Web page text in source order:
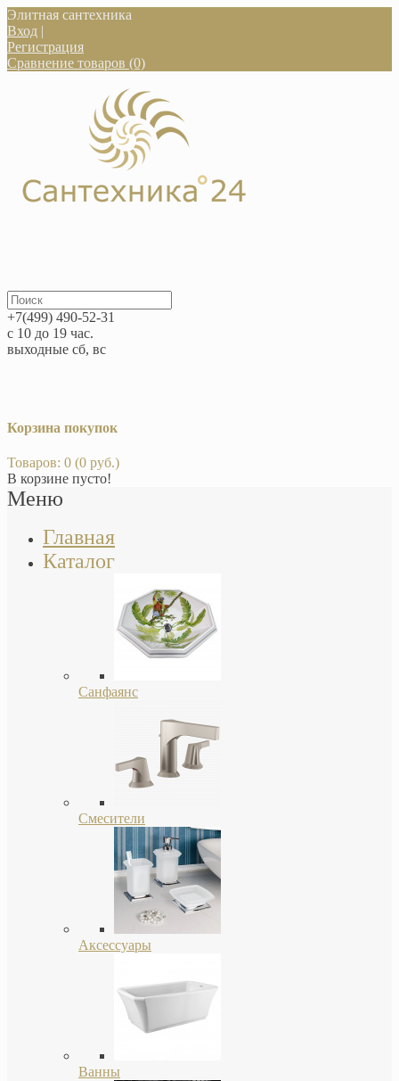
Элитная сантехника
Вход |
Регистрация
Сравнение товаров (0)
+7(499) 490-52-31
с 10 до 19 час.
выходные сб, вс
Корзина покупок
Товаров: 0 (0 руб.)
В корзине пусто!
Меню
Главная
Каталог
Санфаянс
Смесители
Аксессуары
Ванны